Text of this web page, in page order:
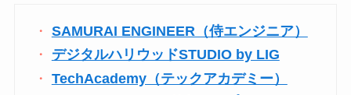
SAMURAI ENGINEER（侍エンジニア）
デジタルハリウッドSTUDIO by LIG
TechAcademy（テックアカデミー）